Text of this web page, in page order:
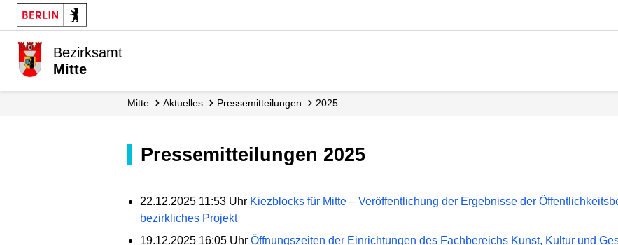
Bezirksamt
Mitte
Mitte Aktuelles Presse­mitteilungen 2025
Pressemitteilungen 2025
22.12.2025 11:53 Uhr Kiezblocks für Mitte – Veröffentlichung der Ergebnisse der
bezirkliches Projekt
19.12.2025 16:05 Uhr Öffnungszeiten der Einrichtungen des Fachbereichs Kunst, Kultur und